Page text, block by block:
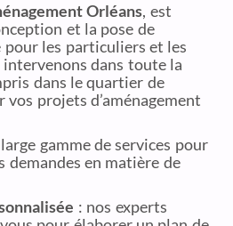
Orléans, est
et la pose de
pour les particuliers et les
dans toute la
dans le quartier de
projets d’aménagement
gamme de services pour
demandes en matière de
: nos experts